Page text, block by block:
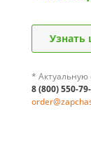
Узнать
* Актуальную
8 (800) 550-